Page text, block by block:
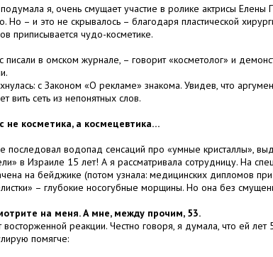
подумала я, очень смущает участие в ролике актрисы
Но – и это не скрывалось – благодаря пластической
приписывается чудо-косметике.
писали в омском журнале, – говорит «косметолог» и
с Законом «О рекламе» знакома. Увидев, что
вить сеть из непонятных слов.
не косметика, а космецевтика…
последовал водопад сенсаций про «умные кристаллы»,
в Израиле 15 лет! А я рассматривала сотрудницу. На
на бейджике (потом узнала: медицинских дипломов
– глубокие носогубные морщины. Но она без
на меня. А мне, между прочим, 53.
реакции. Честно говоря, я думала, что ей
помягче: